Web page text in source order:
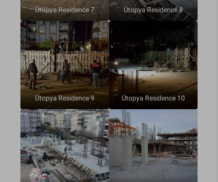
Ütopya Residence 7 Ütopya Residence 8
Ütopya Residence 9 Ütopya Residence 10